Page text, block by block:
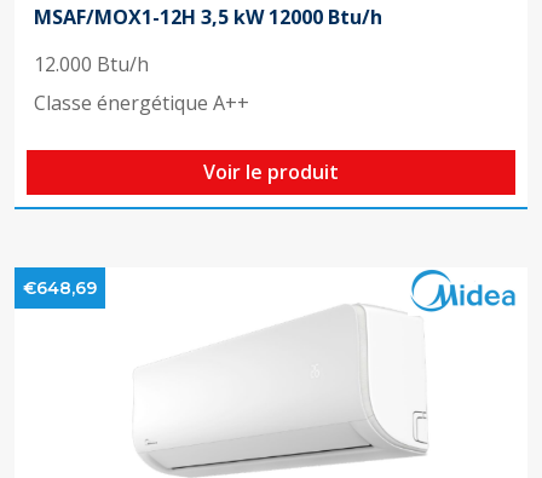
MSAF/MOX1-12H 3,5 kW 12000 Btu/h
12.000 Btu/h
Classe énergétique A++
Voir le produit
€648,69